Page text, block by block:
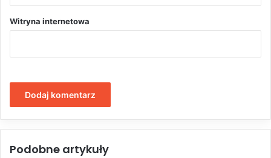
Witryna internetowa
Podobne artykuły